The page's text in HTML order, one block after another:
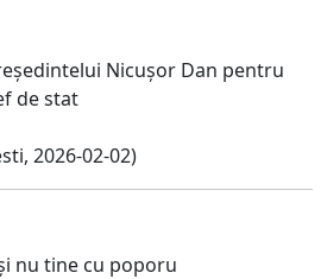
Nicușor Dan pentru
de stat
2026-02-02)
nu tine cu poporu